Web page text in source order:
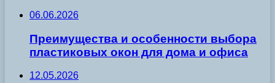
06.06.2026
Преимущества и особенности выбора
пластиковых окон для дома и офиса
12.05.2026